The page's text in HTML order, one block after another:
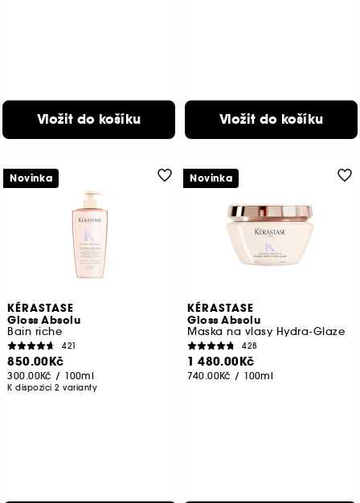
Vložit do košíku Vložit do košíku
KÉRASTASE
Gloss Absolu
Bain riche
421
850.00Kč
300.00Kč / 100ml
K dispozici 2 varianty
Novinka
KÉRASTASE
Gloss Absolu
Maska na vlasy Hydra-Glaze
428
1 480.00Kč
740.00Kč / 100ml
Novinka